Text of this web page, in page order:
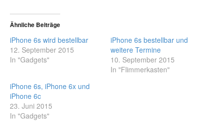
Ähnliche Beiträge
iPhone 6s wird bestellbar
12. September 2015
In "Gadgets"
iPhone 6s bestellbar und
weitere Termine
10. September 2015
In "Flimmerkasten"
iPhone 6s, iPhone 6x und
iPhone 6c
23. Juni 2015
In "Gadgets"